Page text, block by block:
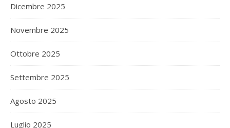
Dicembre 2025
Novembre 2025
Ottobre 2025
Settembre 2025
Agosto 2025
Luglio 2025